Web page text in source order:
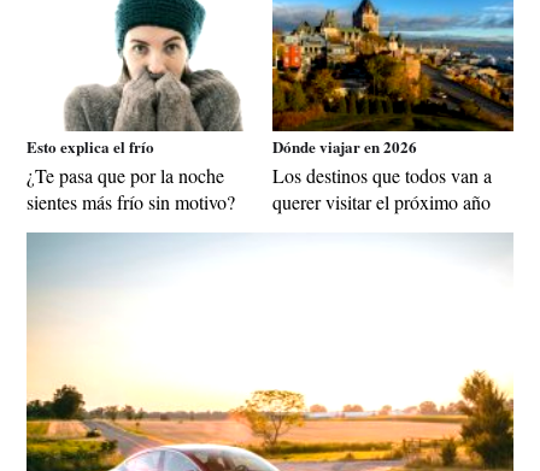
Esto explica el frío
¿Te pasa que por la noche
sientes más frío sin motivo?
Dónde viajar en 2026
Los destinos que todos van a
querer visitar el próximo año